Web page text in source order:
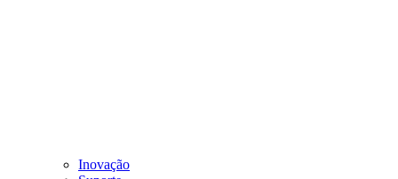
Inovação